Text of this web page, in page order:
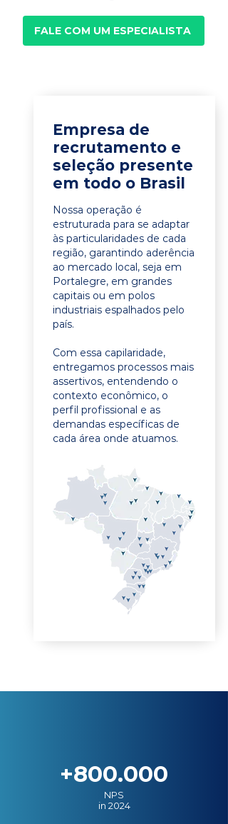
FALE COM UM ESPECIALISTA
Empresa de
recrutamento e
seleção presente
em todo o Brasil
Nossa operação é
estruturada para se adaptar
às particularidades de cada
região, garantindo aderência
ao mercado local, seja em
Portalegre, em grandes
capitais ou em polos
industriais espalhados pelo
país.
Com essa capilaridade,
entregamos processos mais
assertivos, entendendo o
contexto econômico, o
perfil profissional e as
demandas específicas de
cada área onde atuamos.
+800.000
NPS
in 2024